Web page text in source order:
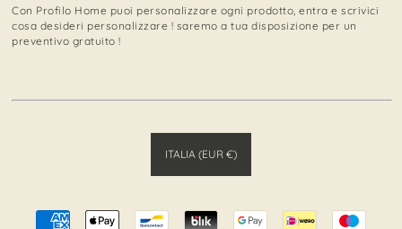
Con Profilo Home puoi personalizzare ogni prodotto, entra e scrivici
cosa desideri personalizzare ! saremo a tua disposizione per un
preventivo gratuito !
ITALIA (EUR €)